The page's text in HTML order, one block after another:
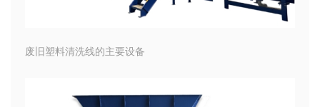
废旧塑料清洗线的主要设备